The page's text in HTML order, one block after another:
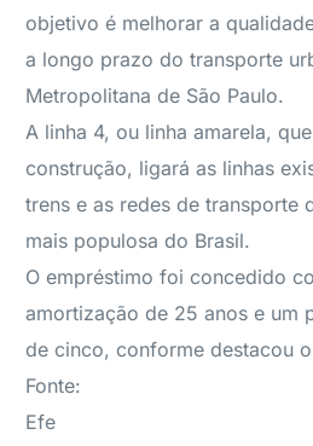
objetivo é melhorar a
a longo prazo do transporte
Metropolitana de São Paulo.
A linha 4, ou linha amarela,
construção, ligará as linhas
trens e as redes de transporte
mais populosa do Brasil.
O empréstimo foi concedido
amortização de 25 anos e um
de cinco, conforme destacou
Fonte:
Efe